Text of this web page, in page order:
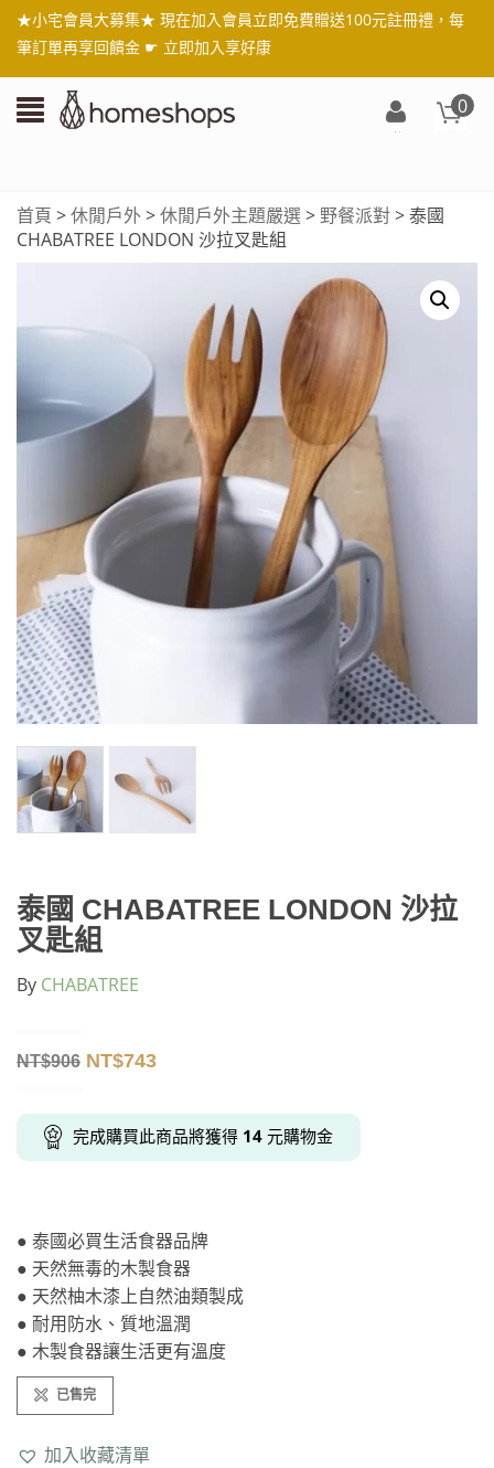
★小宅會員大募集★ 現在加入會員立即免費贈送100元註冊禮，每
筆訂單再享回饋金 ☛ 立即加入享好康
0
冊
首頁 >休閒戶外>休閒戶外主題嚴選> 野餐派對> 泰國
CHABATREE LONDON 沙拉叉匙組
泰國 CHABATREE LONDON 沙拉
叉匙組
By CHABATREE
NT$906 NT$743
完成購買此商品將獲得 14 元購物金
● 泰國必買生活食器品牌
● 天然無毒的木製食器
● 天然柚木漆上自然油類製成
● 耐用防水、質地溫潤
● 木製食器讓生活更有溫度
已售完
加入收藏清單